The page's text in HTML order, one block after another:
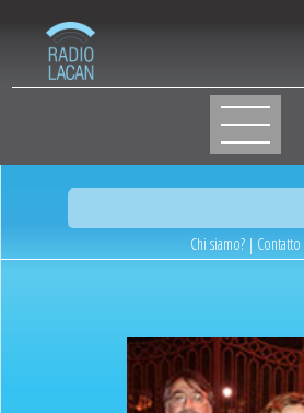
Chi siamo? | Contatto